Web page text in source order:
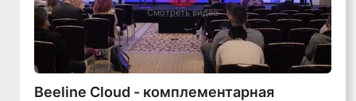
Смотреть видео
Beeline Cloud - комплементарная